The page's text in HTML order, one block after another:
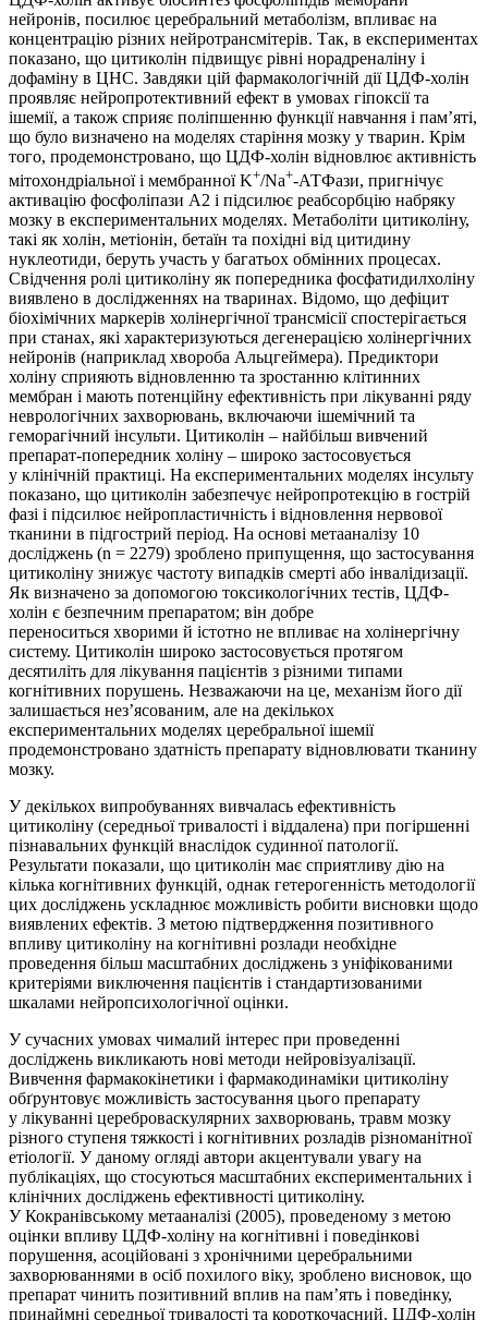
нейронів, посилює церебральний метаболізм, впливає на
концентрацію різних нейротрансмітерів. Так, в експериментах
показано, що цитиколін підвищує рівні норадреналіну і
дофаміну в ЦНС. Завдяки цій фармакологічній дії ЦДФ-холін
проявляє нейропротективний ефект в умовах гіпоксії та
ішемії, а також сприяє поліпшенню функції навчання і пам’яті,
що було визначено на моделях старіння мозку у тварин. Крім
того, продемонстровано, що ЦДФ-холін відновлює активність
мітохондріальної і мембранної K+/Na+-АТФази, пригнічує
активацію фосфоліпази А2 і підсилює реабсорбцію набряку
мозку в експериментальних моделях. Метаболіти цитиколіну,
такі як холін, метіонін, бетаїн та похідні від цитидину
нуклеотиди, беруть участь у багатьох обмінних процесах.
Свідчення ролі цитиколіну як попередника фосфатидилхоліну
виявлено в дослідженнях на тваринах. Відомо, що дефіцит
біохімічних маркерів холінергічної трансмісії спостерігається
при станах, які характеризуються дегенерацією холінергічних
нейронів (наприклад хвороба Альцгеймера). Предиктори
холіну сприяють відновленню та зростанню клітинних
мембран і мають потенційну ефективність при лікуванні ряду
неврологічних захворювань, включаючи ішемічний та
геморагічний інсульти. Цитиколін – найбільш вивчений
препарат-попередник холіну – широко застосовується
у клінічній практиці. На експериментальних моделях інсульту
показано, що цитиколін забезпечує нейропротекцію в гострій
фазі і підсилює нейропластичність і відновлення нервової
тканини в підгострий період. На основі метааналізу 10
досліджень (n = 2279) зроблено припущення, що застосування
цитиколіну знижує частоту випадків смерті або інвалідизації.
Як визначено за допомогою токсикологічних тестів, ЦДФ-
холін є безпечним препаратом; він добре
переноситься хворими й істотно не впливає на холінергічну
систему. Цитиколін широко застосовується протягом
десятиліть для лікування пацієнтів з різними типами
когнітивних порушень. Незважаючи на це, механізм його дії
залишається нез’ясованим, але на декількох
експериментальних моделях церебральної ішемії
продемонстровано здатність препарату відновлювати тканину
мозку.
У декількох випробуваннях вивчалась ефективність
цитиколіну (середньої тривалості і віддалена) при погіршенні
пізнавальних функцій внаслідок судинної патології.
Результати показали, що цитиколін має сприятливу дію на
кілька когнітивних функцій, однак гетерогенність методології
цих досліджень ускладнює можливість робити висновки щодо
виявлених ефектів. З метою підтвердження позитивного
впливу цитиколіну на когнітивні розлади необхідне
проведення більш масштабних досліджень з уніфікованими
критеріями виключення пацієнтів і стандартизованими
шкалами нейропсихологічної оцінки.
У сучасних умовах чималий інтерес при проведенні
досліджень викликають нові методи нейровізуалізації.
Вивчення фармакокінетики і фармакодинаміки цитиколіну
обґрунтовує можливість застосування цього препарату
у лікуванні цереброваскулярних захворювань, травм мозку
різного ступеня тяжкості і когнітивних розладів різноманітної
етіології. У даному огляді автори акцентували увагу на
публікаціях, що стосуються масштабних експериментальних і
клінічних досліджень ефективності цитиколіну.
У Кокранівському метааналізі (2005), проведеному з метою
оцінки впливу ЦДФ-холіну на когнітивні і поведінкові
порушення, асоційовані з хронічними церебральними
захворюваннями в осіб похилого віку, зроблено висновок, що
препарат чинить позитивний вплив на пам’ять і поведінку,
принаймні середньої тривалості та короткочасний. ЦДФ-холін